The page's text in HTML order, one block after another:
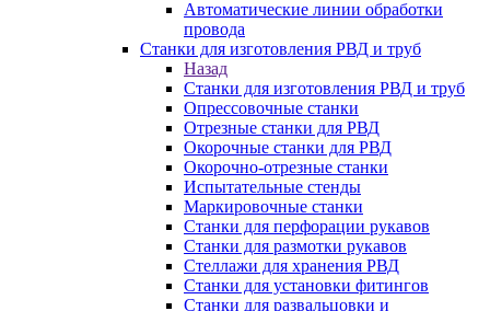
Автоматические линии обработки
провода
Станки для изготовления РВД и труб
Назад
Станки для изготовления РВД и труб
Опрессовочные станки
Отрезные станки для РВД
Окорочные станки для РВД
Окорочно-отрезные станки
Испытательные стенды
Маркировочные станки
Станки для перфорации рукавов
Станки для размотки рукавов
Стеллажи для хранения РВД
Станки для установки фитингов
Станки для развальцовки и